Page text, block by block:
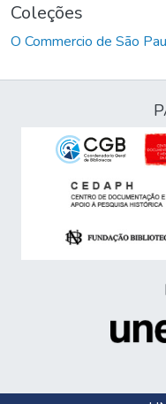
Coleções
O Commercio de São